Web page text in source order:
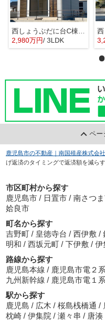
2,980万円/ 3LDK
ペー
鹿児島市の不動産｜南国殖産株式会社
げ返済のタイミングで返済額を減ら
市区町村から探す
鹿児島市 / 日置市 / 南さつ
姶良市
町名から探す
吉野町 / 皇徳寺台 / 西伊敷 /
明和 / 西坂元町 / 下伊敷 / 伊
路線から探す
鹿児島本線 / 鹿児島市電２
九州新幹線 / 鹿児島市電１
駅から探す
鹿児島 / 広木 / 桜島桟橋通 /
枕崎 / 伊集院 / 瀬々串 / 唐湊